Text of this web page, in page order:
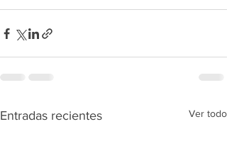
Entradas recientes Ver todo